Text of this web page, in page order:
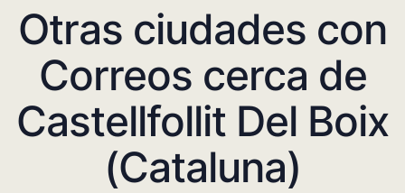
Otras ciudades con
Correos cerca de
Castellfollit Del Boix
(Cataluna)